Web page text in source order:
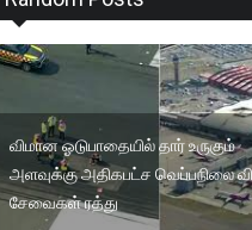
விமான ஓடுபாதையில் தார் உருகும்
அளவுக்கு அதிகபட்ச வெப்பநிலை
சேவைகள் ரத்து